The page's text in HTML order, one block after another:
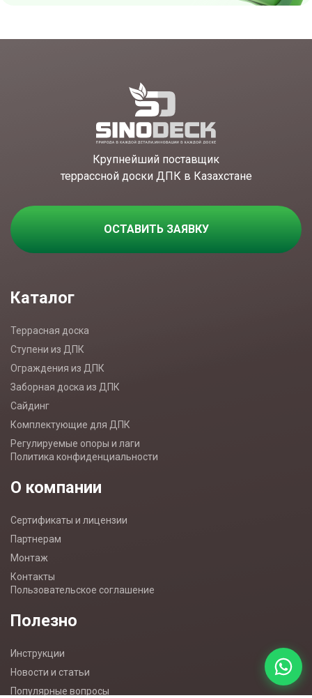
Крупнейший поставщик
террассной доски ДПК в Казахстане
ОСТАВИТЬ ЗАЯВКУ
Каталог
Террасная доска
Ступени из ДПК
Ограждения из ДПК
Заборная доска из ДПК
Сайдинг
Комплектующие для ДПК
Регулируемые опоры и лаги
Политика конфиденциальности
О компании
Сертификаты и лицензии
Партнерам
Монтаж
Контакты
Пользовательское соглашение
Полезно
Инструкции
Новости и статьи
Популярные вопросы